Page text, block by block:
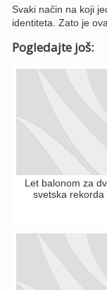
Svaki način na koji
identiteta. Zato je
Pogledajte još:
Let balonom za
svetska rekorda